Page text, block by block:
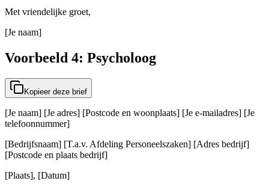
Met vriendelijke groet,
[Je naam]
Voorbeeld 4: Psycholoog
Kopieer deze brief
[Je naam] [Je adres] [Postcode en woonplaats] [Je e-mailadres] [Je
telefoonnummer]
[Bedrijfsnaam] [T.a.v. Afdeling Personeelszaken] [Adres bedrijf]
[Postcode en plaats bedrijf]
[Plaats], [Datum]